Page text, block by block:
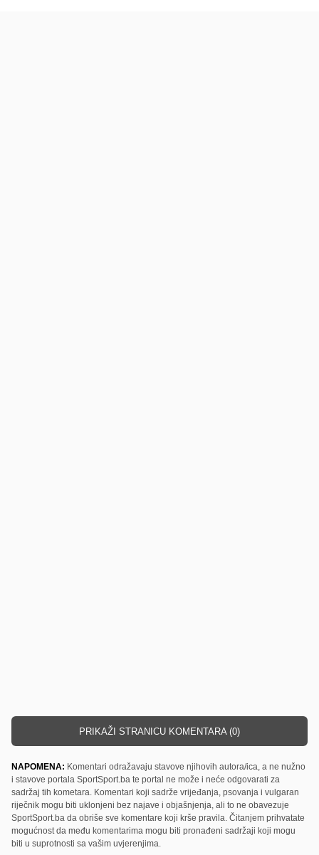
PRIKAŽI STRANICU KOMENTARA (0)
NAPOMENA: Komentari odražavaju stavove njihovih autora/ica, a ne nužno
i stavove portala SportSport.ba te portal ne može i neće odgovarati za
sadržaj tih kometara. Komentari koji sadrže vrijeđanja, psovanja i vulgaran
riječnik mogu biti uklonjeni bez najave i objašnjenja, ali to ne obavezuje
SportSport.ba da obriše sve komentare koji krše pravila. Čitanjem prihvatate
mogućnost da među komentarima mogu biti pronađeni sadržaji koji mogu
biti u suprotnosti sa vašim uvjerenjima.